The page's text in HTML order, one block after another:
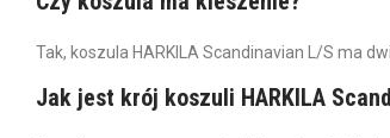
Tak, koszula HARKILA Scandinavian L/S ma
Jak jest krój koszuli HARKILA